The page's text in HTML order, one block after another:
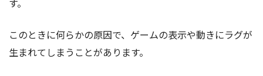
す。
このときに何らかの原因で、ゲームの表示や動きにラグが
生まれてしまうことがあります。